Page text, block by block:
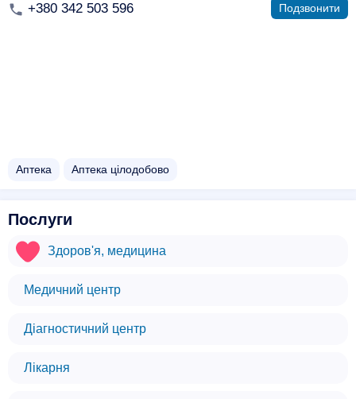
+380 342 503 596 Подзвонити
Аптека Аптека цілодобово
Послуги
Здоров'я, медицина
Медичний центр
Діагностичний центр
Лікарня